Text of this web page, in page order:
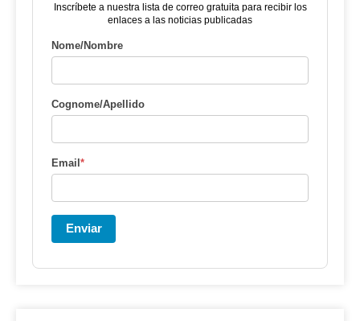
Inscríbete a nuestra lista de correo gratuita para recibir los
enlaces a las noticias publicadas
Nome/Nombre
Cognome/Apellido
Email*
Enviar